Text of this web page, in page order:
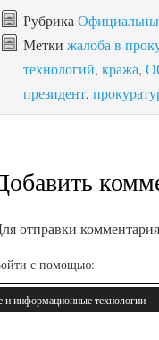
Рубрика
Метки жалоба в
технологий, кража,
президент,
отправки
с помощью:
и информационные технологии